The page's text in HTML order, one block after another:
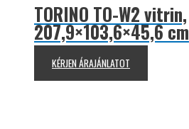
TORINO TO-W2 vitrin,
207,9×103,6×45,6 cm
KÉRJEN ÁRAJÁNLATOT